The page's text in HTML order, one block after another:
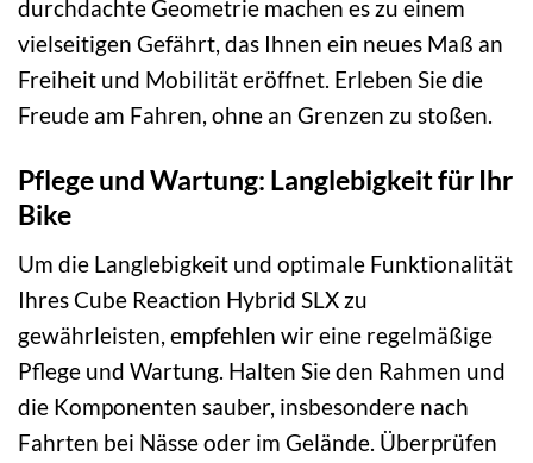
durchdachte Geometrie machen es zu einem
vielseitigen Gefährt, das Ihnen ein neues Maß an
Freiheit und Mobilität eröffnet. Erleben Sie die
Freude am Fahren, ohne an Grenzen zu stoßen.
Pflege und Wartung: Langlebigkeit für Ihr
Bike
Um die Langlebigkeit und optimale Funktionalität
Ihres Cube Reaction Hybrid SLX zu
gewährleisten, empfehlen wir eine regelmäßige
Pflege und Wartung. Halten Sie den Rahmen und
die Komponenten sauber, insbesondere nach
Fahrten bei Nässe oder im Gelände. Überprüfen